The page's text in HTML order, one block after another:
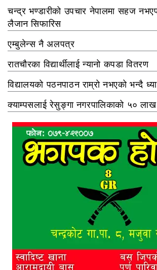
चन्द्र भण्डारीको उपचार नेपालमा सहज
लैजान सिफारिस
एम्बुलेन्स नै अलपत्र
रातचौरका विद्यार्थीलाई न्यानो कपडा वितरण
विद्यालयको पठनपाठन राम्रो नभएको भन्दै
क्याम्पसलाई रेसुङ्गा नगरपालिकाको ५०